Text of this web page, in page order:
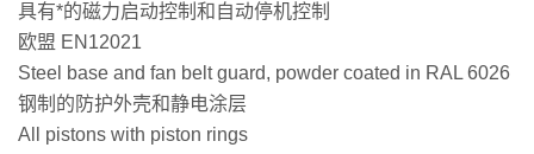
具有*的磁力启动控制和自动停机控制
欧盟 EN12021
Steel base and fan belt guard, powder coated in RAL 6026
钢制的防护外壳和静电涂层
All pistons with piston rings